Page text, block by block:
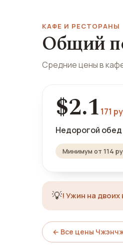
КАФЕ И РЕСТОРАНЫ
Общий
Средние цены в
$2.1 171
Недорогой
Минимум от 114
💡!Ужин на двоих
← Все цены